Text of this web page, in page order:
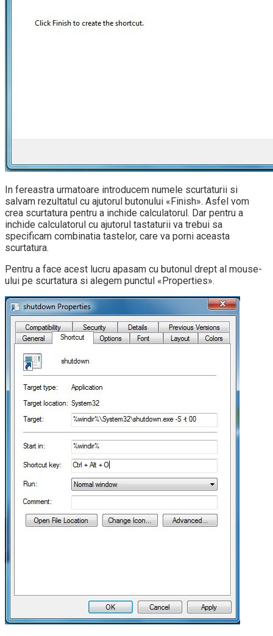
In fereastra urmatoare introducem numele scurtaturii si
salvam rezultatul cu ajutorul butonului «Finish». Asfel vom
crea scurtatura pentru a inchide calculatorul. Dar pentru a
inchide calculatorul cu ajutorul tastaturii va trebui sa
specificam combinatia tastelor, care va porni aceasta
scurtatura.
Pentru a face acest lucru apasam cu butonul drept al mouse-
ului pe scurtatura si alegem punctul «Properties».